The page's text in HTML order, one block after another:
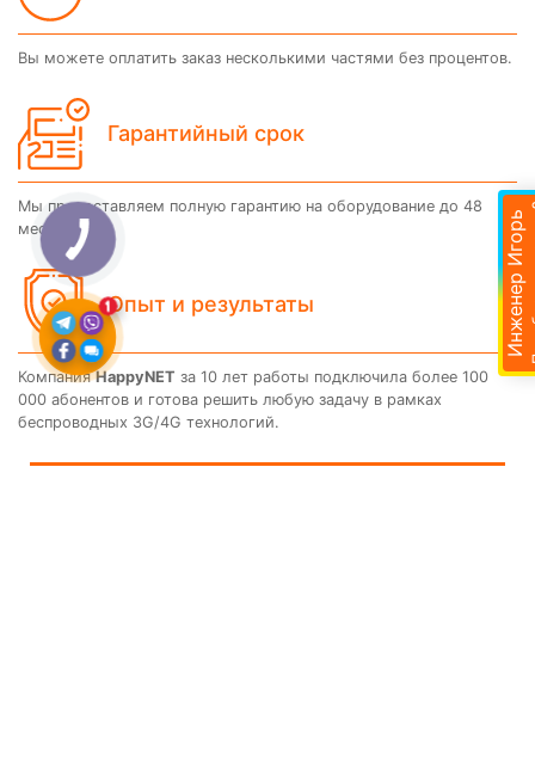
Вы можете оплатить заказ несколькими частями без процентов.
Гарантийный срок
Мы предоставляем полную гарантию на оборудование до 48
месяцев.
Опыт и результаты
КомпанияHappyNET за 10 лет работы подключила более 100
000 абонентов и готова решить любую задачу в рамках
беспроводных 3G/4G технологий.
Инженер Игорь